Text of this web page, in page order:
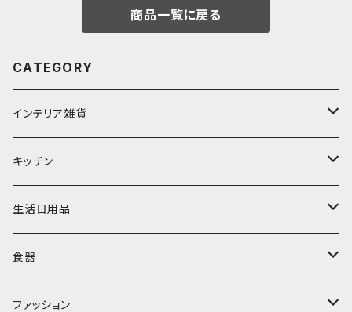
商品一覧に戻る
CATEGORY
インテリア雑貨
置物・オブジェ
ミラー
ぬいぐるみ
時計
キッチン
水筒・マグ
カトラリー
食器
生活日用品
タオル・ハンカチ
キッチンクロス
その他
食器
コップ・マグカップ
ファッション